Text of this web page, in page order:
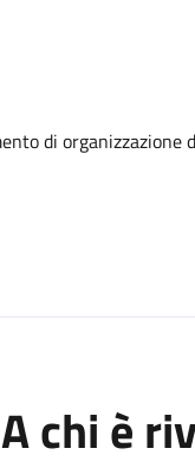
di organizzazione
A chi è